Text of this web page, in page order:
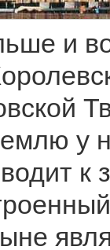
и
у
к